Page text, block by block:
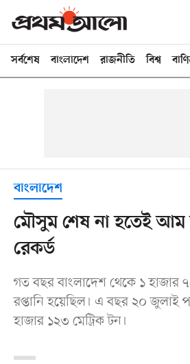
সর্বশেষ বাংলাদেশ রাজনীতি বিশ্ব
বাংলাদেশ
মৌসুম শেষ না হতেই আম
রেকর্ড
গত বছর বাংলাদেশ থেকে ১ হাজার
রপ্তানি হয়েছিল। এ বছর ২০ জুলাই
হাজার ১২৩ মেট্রিক টন।